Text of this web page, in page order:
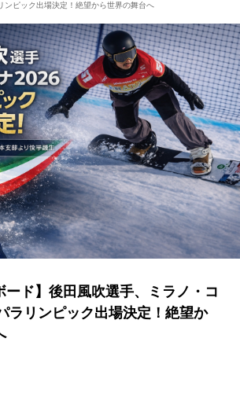
ンピック出場決定！絶望から世界の舞台へ
ード】後田風吹選手、ミラノ・コ
ラリンピック出場決定！絶望か